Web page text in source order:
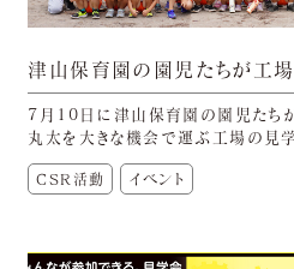
津山保育園の園児たちが工場
7月10日に津山保育園の園児たち
丸太を大きな機会で運ぶ工場の見
CSR活動 イベント